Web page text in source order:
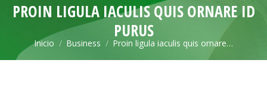
PROIN LIGULA IACULIS QUIS ORNARE ID
PURUS
Estás aquí:
Inicio Business Proin ligula iaculis quis ornare…